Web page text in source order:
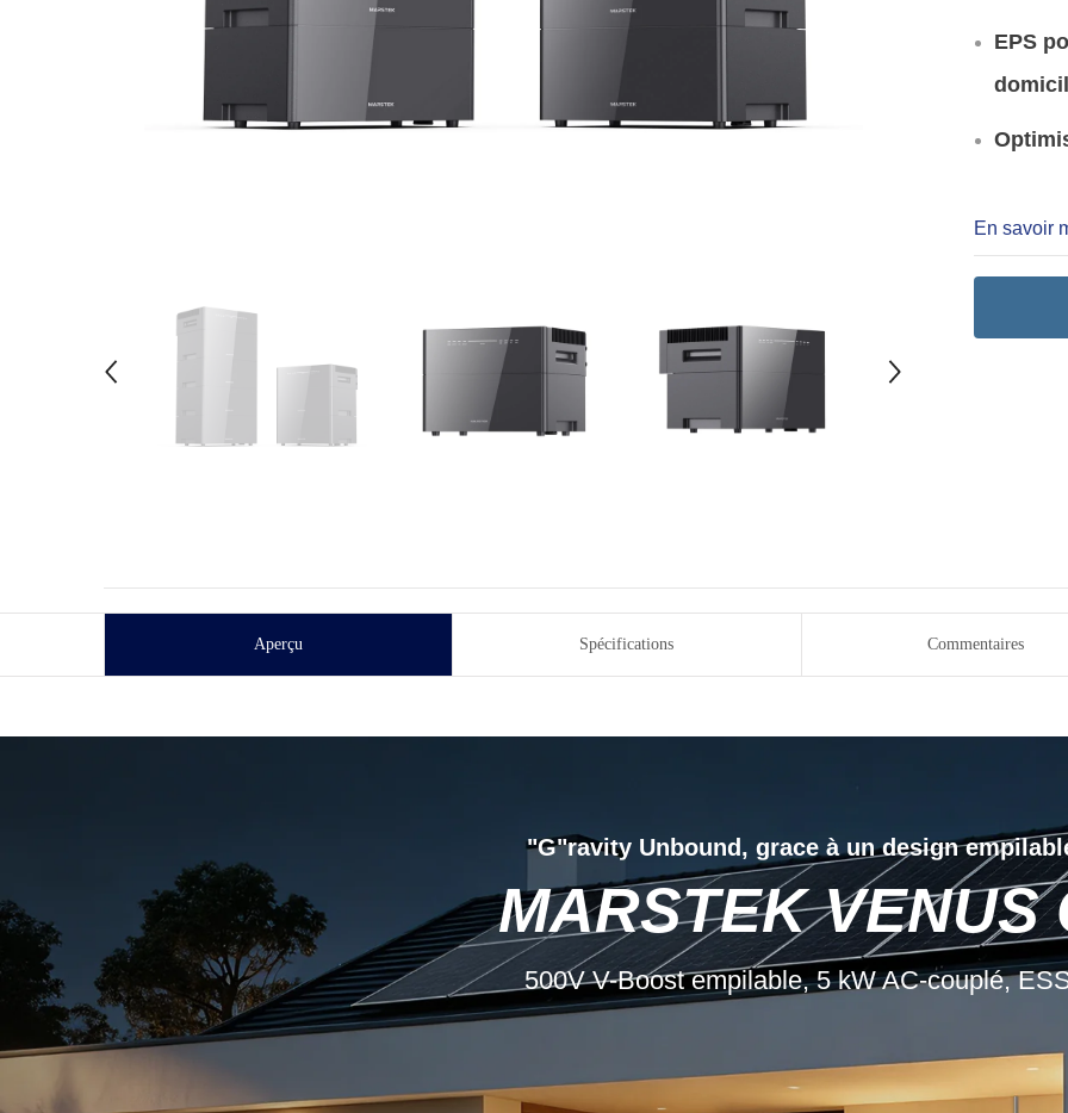
EPS
En savoir
Aperçu Spécifications Commentaires
"G"ravity Unbound, grace à un design
MARSTEK VENUS
500V V-Boost empilable, 5 kW AC-couplé,